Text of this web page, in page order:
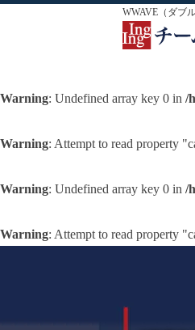
WWAVE（ダブ
Warning: Undefined array key 0 in /
Warning: Attempt to read property
Warning: Undefined array key 0 in /
Warning: Attempt to read property